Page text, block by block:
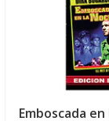
Emboscada